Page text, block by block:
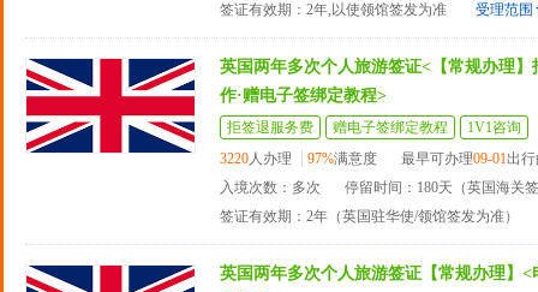
签证有效期：2年,以使领馆签发为准
受理范围
英国两年多次个人旅游签证<【常规办理
作·赠电子签绑定教程>
拒签退服务费 赠电子签绑定教程
1V1咨询
3220人办理 97%满意度 最早可办理09-01出
入境次数：多次
停留时间：180天（英国海关
签证有效期：2年（英国驻华使/领馆签发为准）
英国两年多次个人旅游签证【常规办理】